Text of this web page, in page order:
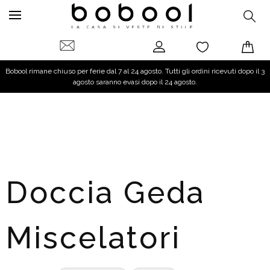
Bobool rimane chiuso per ferie dal 7 al 24 agosto. Tutti gli ordini ricevuti dopo il 3
agosto saranno evasi dopo il 24 agosto.
Doccia Geda
Miscelatori